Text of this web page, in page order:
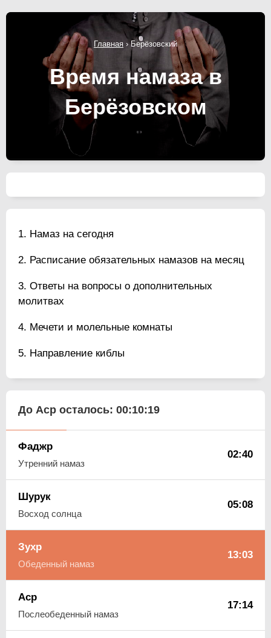
Главная ›Берёзовский
Время намаза в
Берёзовском
Намаз на сегодня
Расписание обязательных намазов на месяц
Ответы на вопросы о дополнительных
молитвах
Мечети и молельные комнаты
Направление киблы
До Аср осталось: 00:10:18
Фаджр
Утренний намаз
02:40
Шурук
Восход солнца
05:08
Зухр
Обеденный намаз
13:03
Аср
Послеобеденный намаз
17:14